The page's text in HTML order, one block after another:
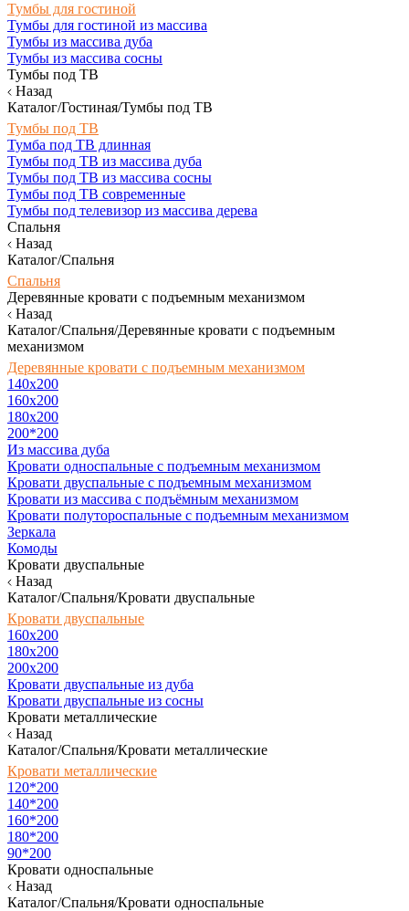
Тумбы для гостиной
Тумбы для гостиной из массива
Тумбы из массива дуба
Тумбы из массива сосны
Тумбы под ТВ
Назад
Каталог/Гостиная/Тумбы под ТВ
Тумбы под ТВ
Тумба под ТВ длинная
Тумбы под ТВ из массива дуба
Тумбы под ТВ из массива сосны
Тумбы под ТВ современные
Тумбы под телевизор из массива дерева
Спальня
Назад
Каталог/Спальня
Спальня
Деревянные кровати с подъемным механизмом
Назад
Каталог/Спальня/Деревянные кровати с подъемным
механизмом
Деревянные кровати с подъемным механизмом
140x200
160х200
180х200
200*200
Из массива дуба
Кровати односпальные с подъемным механизмом
Кровати двуспальные с подъемным механизмом
Кровати из массива с подъёмным механизмом
Кровати полутороспальные с подъемным механизмом
Зеркала
Комоды
Кровати двуспальные
Назад
Каталог/Спальня/Кровати двуспальные
Кровати двуспальные
160х200
180x200
200x200
Кровати двуспальные из дуба
Кровати двуспальные из сосны
Кровати металлические
Назад
Каталог/Спальня/Кровати металлические
Кровати металлические
120*200
140*200
160*200
180*200
90*200
Кровати односпальные
Назад
Каталог/Спальня/Кровати односпальные